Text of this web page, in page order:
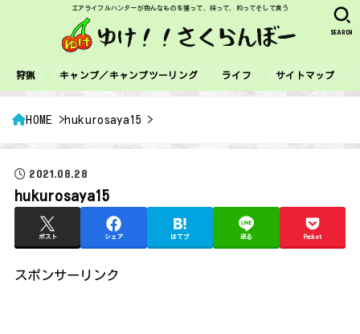
エアライフルハンターが色んなものを獲って、採って、釣ってそして食う
狩猟 キャンプ／キャンプツーリング ライフ サイトマップ
SEARCH
HOME hukurosaya15
2021.08.28
hukurosaya15
ポスト シェア はてブ 送る Pocket
スポンサーリンク